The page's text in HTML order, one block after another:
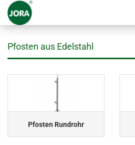
Pfosten aus Edelstahl
Pfosten Rundrohr